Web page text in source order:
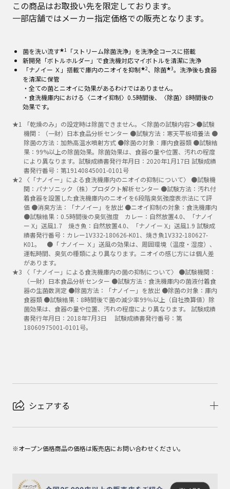
この商品はお取扱い先を限定しております。
一部店舗ではメーカー指定価格での販売となります。
菌を洗い流す★1
「ストリーム除菌洗浄」を洗浄全コースに搭載
新開発「ボトルホルダー」で食洗機対応マイボトルを清潔に洗浄
「ナノイー Ｘ」搭載で庫内のニオイを抑制★2、除菌★3。洗浄後も食器
を清潔に保管
・全ての菌とニオイに効果があるわけではありません。
・食洗機庫内における〈ニオイ抑制〉0.5時間後、〈除菌〉8時間後の
効果です。
★1
「乾燥のみ」の設定時は除菌できません。＜除菌の試験内容＞●試験
機関：（一財）日本食品分析センター ●試験方法：寒天平板培養法 ●
除菌の方法：加熱高温水噴射方式 ●除菌の対象：庫内食器類 ●試験結
果：99%以上の除菌効果。除菌効果は、食器の量や位置、汚れの程度
により異なります。試験成績書発行年月日：2020年1月17日 試験成績
書発行番号：第19140845001-0101号
★2
〈「ナノイー」による食洗機庫内のニオイの抑制について〉 ●試験機
関：パナソニック（株）プロダクト解析センター ●試験方法：汚れ付
着食器を設置した食洗機庫内のニオイを6段階臭気強度表示法にて評
価 ●消臭方法：「ナノイー」を放出 ●ニオイ抑制の対象：食洗機庫内
●試験結果：0.5時間後の臭気強度 カレー：自然放置4.0、「ナノイ
ー X」送風1.7 焼き魚：自然放置4.0、「ナノイー X」送風1.9 試験成
績書発行番号：カレー1V332-180626-K01、焼き魚1V332-180627-
K01。 ●「 ナノイー Ｘ」送風の効果は、周囲環境（温度・湿度）、
運転時間、臭気の種類により異なります。ニオイの感じ方には個人差
があります。
★3
〈「ナノイー」による食洗機庫内の菌の抑制について〉 ●試験機関：
（一財）日本食品分析センター ●試験方法：食洗機庫内の菌液付着食
器の生菌数測定 ●除菌方法：「ナノイー」を放出 ●除菌の対象：庫内
食器類 ●試験結果：8時間後で菌の減少率99％以上（自社換算値）除
菌効果は、食器の量や位置、汚れの程度により異なります。 試験成績
書発行年月日：2018年7月3日 試験成績書発行番号：第
18060975001-0101号。
シェアする
※オープン価格商品の価格は販売店にお問い合わせください。